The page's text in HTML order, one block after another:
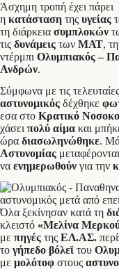
Άσχημη τροπή έχει πάρει
η κατάσταση της υγείας
τη διάρκεια συμπλοκών
τις δυνάμεις των ΜΑΤ,
ντέρμπι Ολυμπιακός –
Ανδρών.
Σύμφωνα με τις
αστυνομικός δέχθηκε
εσα στο Κρατικό
χάσει πολύ αίμα και
ώρα διασωληνώθηκε.
Αστυνομίας
να ενημερωθούν για την
Όλα ξεκίνησαν κατά τη
κλειστό «Μελίνα
με πηγές της ΕΛ.ΑΣ.
το γήπεδο βόλεϊ του
με μολότοφ στους